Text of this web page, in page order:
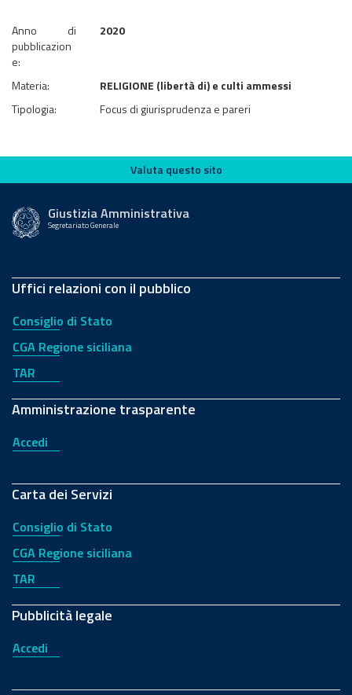
Anno di
pubblicazion
e:
2020
Materia:
RELIGIONE (libertà di) e culti ammessi
Tipologia:
Focus di giurisprudenza e pareri
Valuta questo sito
Valuta questo sito
Giustizia Amministrativa
Segretariato Generale
Uffici relazioni con il pubblico
Consiglio di Stato
CGA Regione siciliana
TAR
Amministrazione trasparente
Accedi
Carta dei Servizi
Consiglio di Stato
CGA Regione siciliana
TAR
Pubblicità legale
Accedi